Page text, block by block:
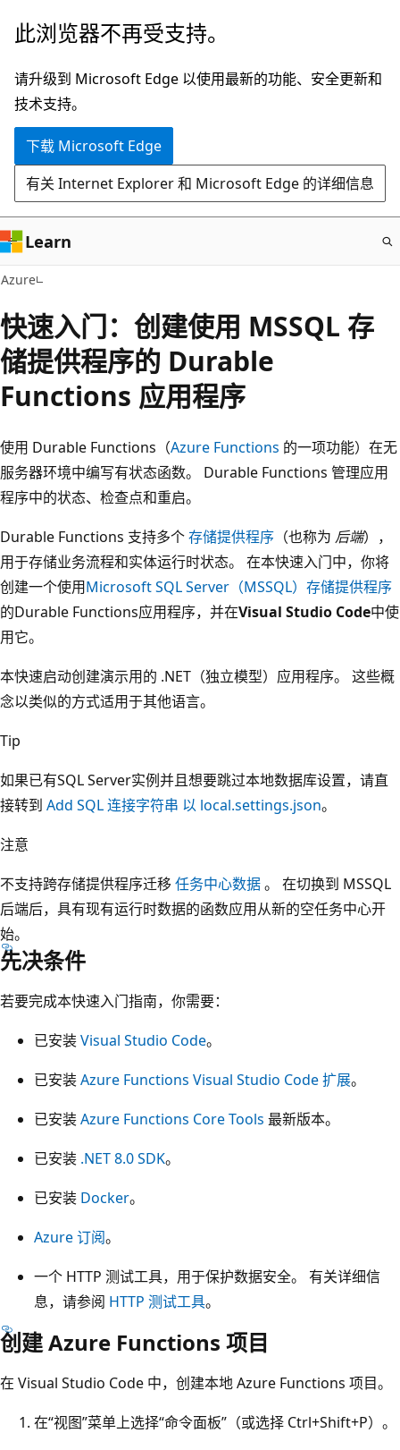
跳
主
要
内
此浏览器不再受支持。
请升级到 Microsoft Edge 以使用最新的功能、安全更新和
技术支持。
下载 Microsoft Edge
有关 Internet Explorer 和 Microsoft Edge 的详细信息
Learn
Azure
快速入门：创建使用 MSSQL 存
储提供程序的 Durable
Functions 应用程序
使用 Durable Functions（Azure Functions 的一项功能）在无
服务器环境中编写有状态函数。 Durable Functions 管理应用
程序中的状态、检查点和重启。
Durable Functions 支持多个存储提供程序 （也称为 后端），
用于存储业务流程和实体运行时状态。 在本快速入门中，你将
创建一个使用Microsoft SQL Server（MSSQL）存储提供程序
的Durable Functions应用程序，并在Visual Studio Code中使
用它。
本快速启动创建演示用的 .NET（独立模型）应用程序。 这些概
念以类似的方式适用于其他语言。
Tip
如果已有SQL Server实例并且想要跳过本地数据库设置，请直
接转到 Add SQL 连接字符串 以 local.settings.json。
注意
不支持跨存储提供程序迁移任务中心数据。 在切换到 MSSQL
后端后，具有现有运行时数据的函数应用从新的空任务中心开
始。
先决条件
若要完成本快速入门指南，你需要：
已安装Visual Studio Code。
已安装Azure Functions Visual Studio Code 扩展。
已安装Azure Functions Core Tools 最新版本。
已安装 .NET 8.0 SDK。
已安装 Docker。
Azure 订阅。
一个 HTTP 测试工具，用于保护数据安全。 有关详细信
息，请参阅 HTTP 测试工具。
创建 Azure Functions 项目
在 Visual Studio Code 中，创建本地 Azure Functions 项目。
在“视图”菜单上选择“命令面板”（或选择 Ctrl+Shift+P） 。